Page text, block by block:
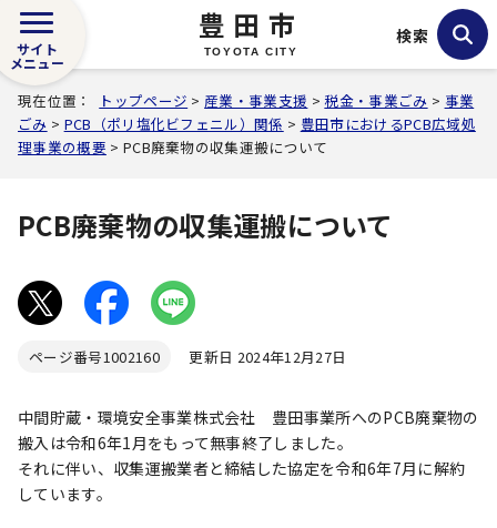
豊田市
TOYOTA CITY
サイト
メニュー
検索
現在位置： トップページ > 産業・事業支援 >税金・事業ごみ > 事業
ごみ > PCB（ポリ塩化ビフェニル）関係 > 豊田市におけるPCB広域処
理事業の概要 > PCB廃棄物の収集運搬について
PCB廃棄物の収集運搬について
ページ番号1002160 更新日 2024年12月27日
中間貯蔵・環境安全事業株式会社 豊田事業所へのPCB廃棄物の
搬入は令和6年1月をもって無事終了しました。
それに伴い、収集運搬業者と締結した協定を令和6年7月に解約
しています。